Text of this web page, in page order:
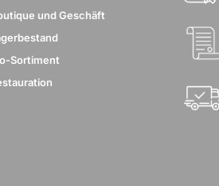
und Geschäft
Sortiment